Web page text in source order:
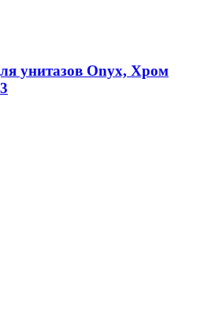
унитазов Onyx, Хром